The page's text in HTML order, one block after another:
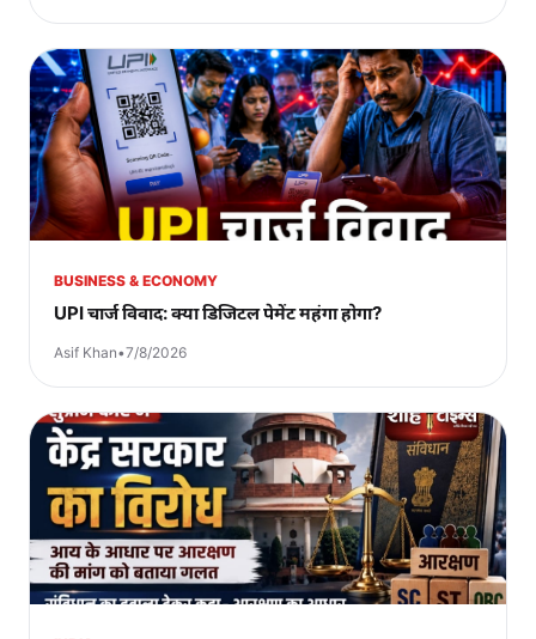
BUSINESS & ECONOMY
UPI चार्ज विवाद: क्या डिजिटल पेमेंट महंगा होगा?
Asif Khan•7/8/2026